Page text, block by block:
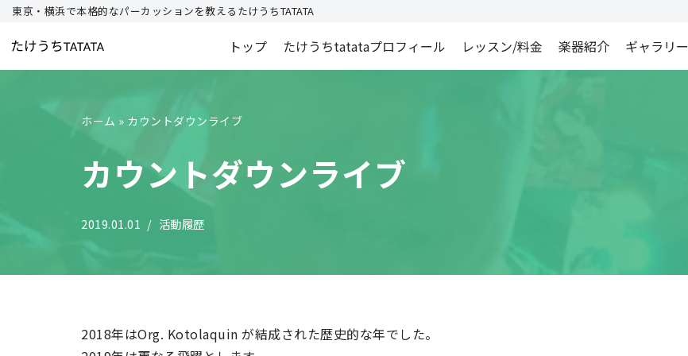
コ
ン
東京・横浜で本格的なパーカッションを教えるたけうちTATATA
トップ たけうちtatataプロフィール レッスン/料金 楽器紹介 ギャラリー
ホーム » カウントダウンライブ
カウントダウンライブ
2019.01.01 活動履歴
2018年はOrg. Kotolaquin が結成された歴史的な年でした。